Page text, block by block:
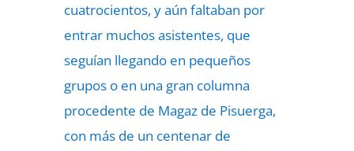
cuatrocientos, y aún faltaban por
entrar muchos asistentes, que
seguían llegando en pequeños
grupos o en una gran columna
procedente de Magaz de Pisuerga,
con más de un centenar de